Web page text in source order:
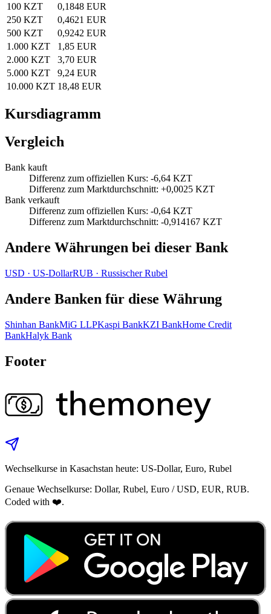
100 KZT
0,1848 EUR
250 KZT
0,4621 EUR
500 KZT
0,9242 EUR
1.000 KZT
1,85 EUR
2.000 KZT
3,70 EUR
5.000 KZT
9,24 EUR
10.000 KZT 18,48 EUR
Kursdiagramm
Vergleich
Bank kauft
Differenz zum offiziellen Kurs: -6,64 KZT
Differenz zum Marktdurchschnitt: +0,0025 KZT
Bank verkauft
Differenz zum offiziellen Kurs: -0,64 KZT
Differenz zum Marktdurchschnitt: -0,914167 KZT
Andere Währungen bei dieser Bank
USD · US‑DollarRUB · Russischer Rubel
Andere Banken für diese Währung
Shinhan BankMiG LLPKaspi BankKZI BankHome Credit
BankHalyk Bank
Footer
Wechselkurse in Kasachstan heute: US‑Dollar, Euro, Rubel
Genaue Wechselkurse: Dollar, Rubel, Euro / USD, EUR, RUB.
Coded with ❤️.